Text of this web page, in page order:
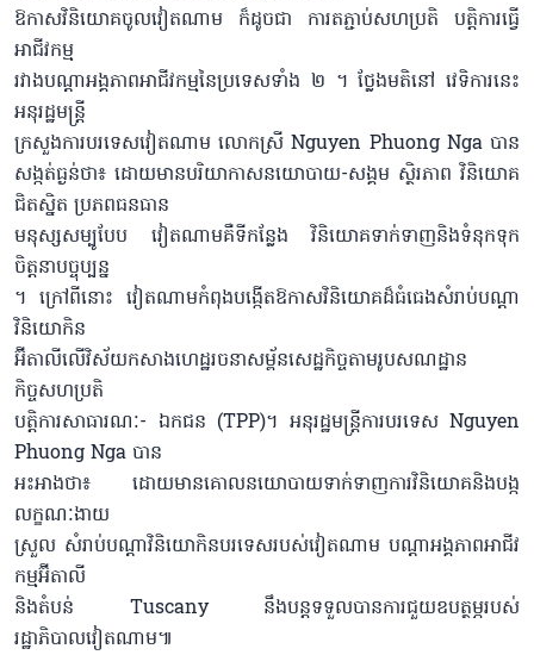
ឱកាសវិនិយោគចូលវៀតណាម ក៏ដូចជា ការតភ្ជាប់សហប្រតិ បត្តិការធ្វើ
អាជីវកម្ម
រវាងបណ្ដាអង្គភាពអាជីវកម្មនៃប្រទេសទាំង ២ ។​ ថ្លែងមតិនៅ វេទិការនេះ​
អនុរដ្ឋមន្ត្រី
ក្រសួងការបរទេសវៀតណាម លោកស្រី Nguyen Phuong Nga បាន
សង្កត់ធ្ងន់ថា៖ ដោយមានបរិយាកាសនយោបាយ-សង្គម ស្ថិរភាព វិនិយោគ
ជិតស្និត ប្រភពធនធាន
មនុស្សសម្បូបែប វៀតណាមគឺទីកន្លែង វិនិយោគទាក់ទាញនិងទំនុកទុក
ចិត្តនាបច្ចុប្បន្ន
។ ក្រៅពីនោះ វៀតណាមកំពុងបង្កើតឱកាសវិនិយោគដ៏ធំធេងសំរាប់បណ្ដា
វិនិយោកិន
អ៊ីតាលីលើវិស័យកសាងហេដ្ឋរចនាសម្ព័នសេដ្ឋកិច្ចតាមរូបសណដ្ឋាន
កិច្ចសហប្រតិ
បត្តិការសាធារណៈ- ឯកជន (TPP)។ អនុរដ្ឋមន្ត្រីការបរទេស Nguyen
Phuong Nga បាន
អះអាងថា៖ ដោយមានគោលនយោបាយទាក់ទាញការវិនិយោគនិងបង្ក
លក្ខណៈងាយ
ស្រួល សំរាប់បណ្ដាវិនិយោកិនបរទេសរបស់វៀតណាម បណ្ដាអង្គភាពអាជីវ
កម្មអ៊ីតាលី
និងតំបន់ Tuscany នឹងបន្តទទួលបានការជួយឧបត្ថម្ភរបស់
រដ្ឋាភិបាលវៀតណាម៕